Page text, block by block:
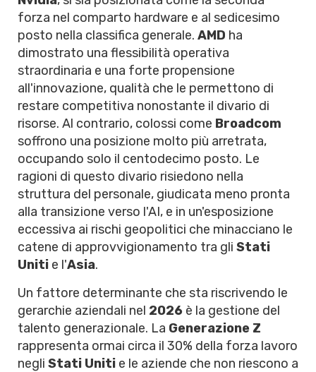
forza nel comparto hardware e al sedicesimo
posto nella classifica generale. AMD ha
dimostrato una flessibilità operativa
straordinaria e una forte propensione
all'innovazione, qualità che le permettono di
restare competitiva nonostante il divario di
risorse. Al contrario, colossi come Broadcom
soffrono una posizione molto più arretrata,
occupando solo il centodecimo posto. Le
ragioni di questo divario risiedono nella
struttura del personale, giudicata meno pronta
alla transizione verso l'AI, e in un'esposizione
eccessiva ai rischi geopolitici che minacciano le
catene di approvvigionamento tra gli Stati
Uniti e l'Asia.
Un fattore determinante che sta riscrivendo le
gerarchie aziendali nel 2026 è la gestione del
talento generazionale. La Generazione Z
rappresenta ormai circa il 30% della forza lavoro
negli Stati Uniti e le aziende che non riescono a